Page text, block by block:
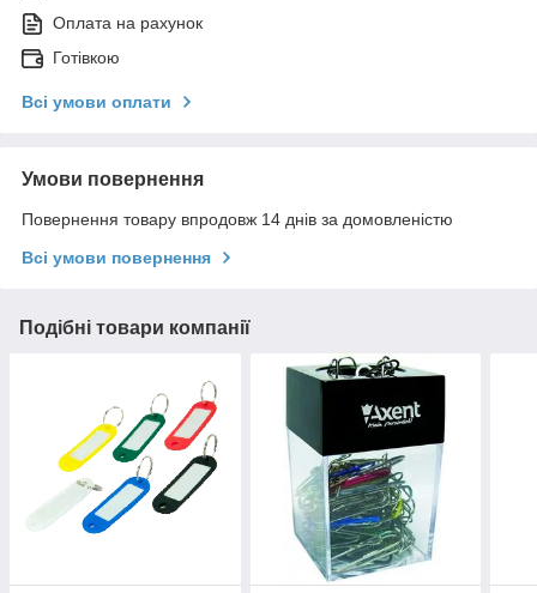
Оплата на рахунок
Готівкою
Всі умови оплати
Умови повернення
Повернення товару впродовж 14 днів за домовленістю
Всі умови повернення
Подібні товари компанії